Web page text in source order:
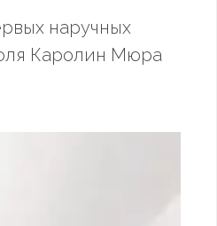
наручных
Каролин Мюра